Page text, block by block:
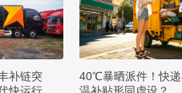
补链突
40℃暴晒派件！快